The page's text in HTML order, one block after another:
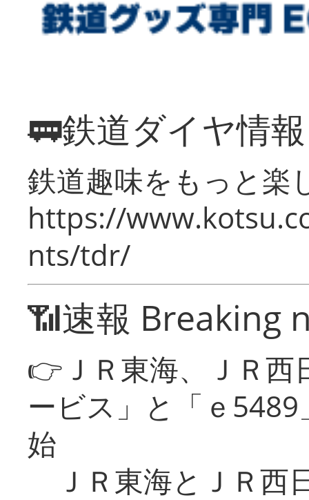
🚃鉄道ダイヤ情
鉄道趣味をもっと楽
https://
nts/tdr/
📶速報 Breaking
👉ＪＲ東海、ＪＲ
ービス」と「ｅ
始
ＪＲ東海とＪＲ西